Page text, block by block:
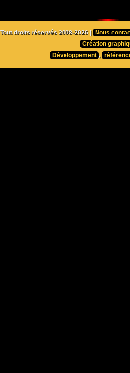
Tout droits réservés 2008-2026 |
Nous
Création
Développement ,